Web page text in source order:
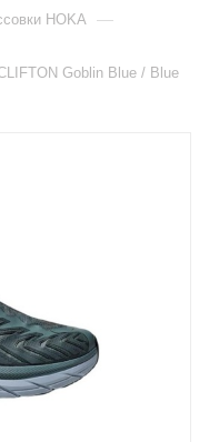
HOKA —
Goblin Blue / Blue